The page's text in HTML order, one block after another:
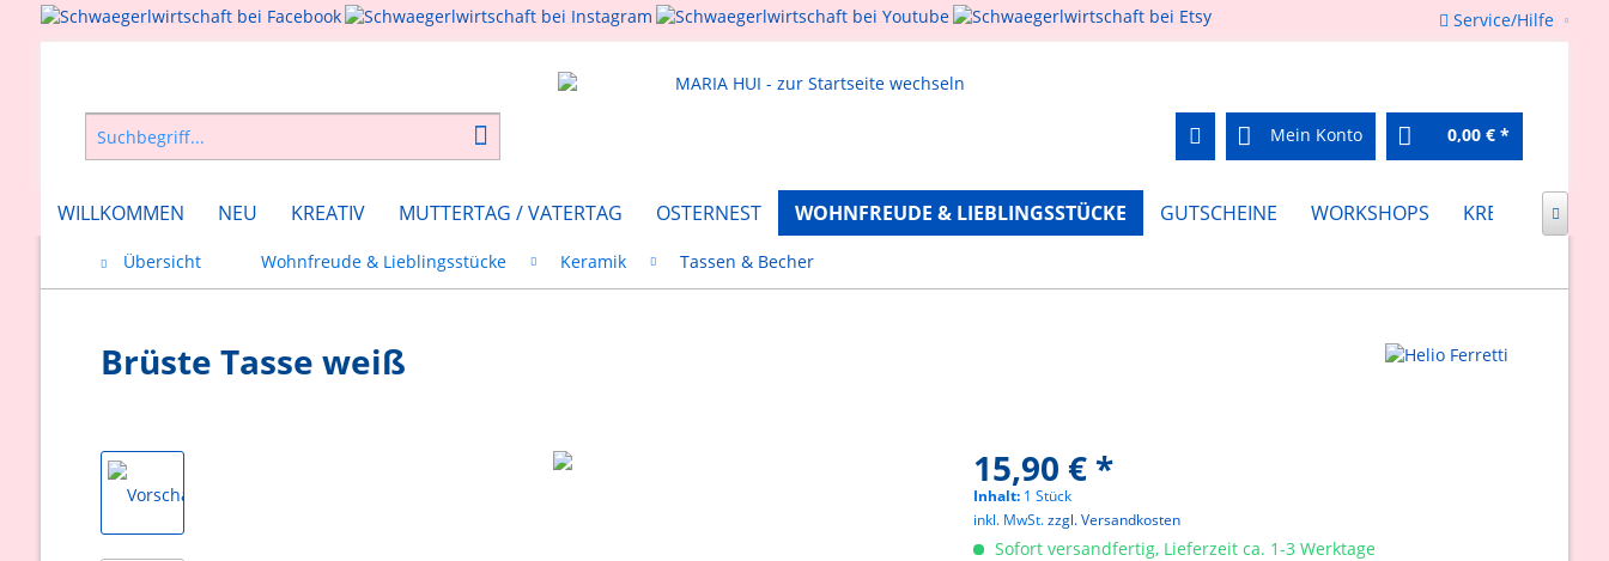
Service/Hilfe
Mein Konto 0,00 € *
WILLKOMMEN NEU KREATIV MUTTERTAG / VATERTAG OSTERNEST WOHNFREUDE & LIEBLINGSSTÜCKE GUTSCHEINE WORKSHOPS KREATIV FEIERN

Übersicht Wohnfreude & Lieblingsstücke Keramik Tassen & Becher
Brüste Tasse weiß
15,90 € *
Inhalt: 1 Stück
inkl. MwSt.zzgl. Versandkosten
Sofort versandfertig, Lieferzeit ca. 1-3 Werktage